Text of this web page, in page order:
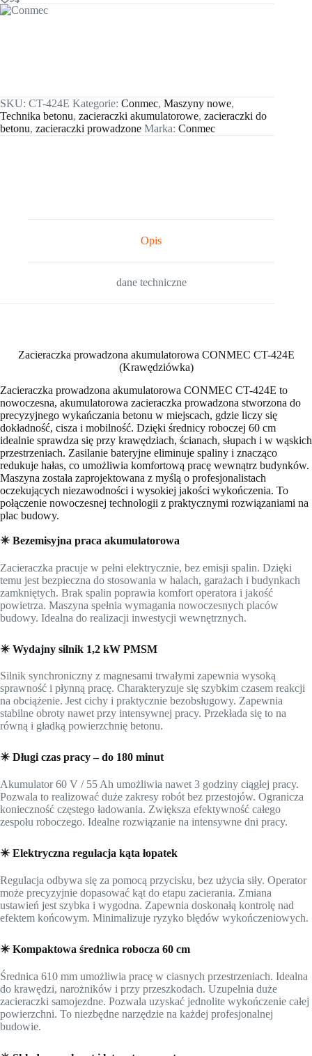
SKU: CT-424E Kategorie: Conmec, Maszyny nowe,
Technika betonu, zacieraczki akumulatorowe, zacieraczki do
betonu, zacieraczki prowadzone Marka: Conmec
Opis
dane techniczne
Zacieraczka prowadzona akumulatorowa CONMEC CT-424E
(Krawędziówka)
Zacieraczka prowadzona akumulatorowa CONMEC CT-424E to
nowoczesna, akumulatorowa zacieraczka prowadzona stworzona do
precyzyjnego wykańczania betonu w miejscach, gdzie liczy się
dokładność, cisza i mobilność. Dzięki średnicy roboczej 60 cm
idealnie sprawdza się przy krawędziach, ścianach, słupach i w wąskich
przestrzeniach. Zasilanie bateryjne eliminuje spaliny i znacząco
redukuje hałas, co umożliwia komfortową pracę wewnątrz budynków.
Maszyna została zaprojektowana z myślą o profesjonalistach
oczekujących niezawodności i wysokiej jakości wykończenia. To
połączenie nowoczesnej technologii z praktycznymi rozwiązaniami na
plac budowy.
✴️ Bezemisyjna praca akumulatorowa
Zacieraczka pracuje w pełni elektrycznie, bez emisji spalin. Dzięki
temu jest bezpieczna do stosowania w halach, garażach i budynkach
zamkniętych. Brak spalin poprawia komfort operatora i jakość
powietrza. Maszyna spełnia wymagania nowoczesnych placów
budowy. Idealna do realizacji inwestycji wewnętrznych.
✴️ Wydajny silnik 1,2 kW PMSM
Silnik synchroniczny z magnesami trwałymi zapewnia wysoką
sprawność i płynną pracę. Charakteryzuje się szybkim czasem reakcji
na obciążenie. Jest cichy i praktycznie bezobsługowy. Zapewnia
stabilne obroty nawet przy intensywnej pracy. Przekłada się to na
równą i gładką powierzchnię betonu.
✴️ Długi czas pracy – do 180 minut
Akumulator 60 V / 55 Ah umożliwia nawet 3 godziny ciągłej pracy.
Pozwala to realizować duże zakresy robót bez przestojów. Ogranicza
konieczność częstego ładowania. Zwiększa efektywność całego
zespołu roboczego. Idealne rozwiązanie na intensywne dni pracy.
✴️ Elektryczna regulacja kąta łopatek
Regulacja odbywa się za pomocą przycisku, bez użycia siły. Operator
może precyzyjnie dopasować kąt do etapu zacierania. Zmiana
ustawień jest szybka i wygodna. Zapewnia doskonałą kontrolę nad
efektem końcowym. Minimalizuje ryzyko błędów wykończeniowych.
✴️ Kompaktowa średnica robocza 60 cm
Średnica 610 mm umożliwia pracę w ciasnych przestrzeniach. Idealna
do krawędzi, narożników i przy przeszkodach. Uzupełnia duże
zacieraczki samojezdne. Pozwala uzyskać jednolite wykończenie całej
powierzchni. To niezbędne narzędzie na każdej profesjonalnej
budowie.